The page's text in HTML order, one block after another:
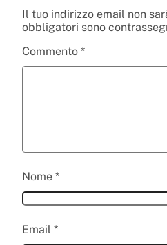
Il tuo indirizzo email non
obbligatori sono
Commento *
Nome *
Email *